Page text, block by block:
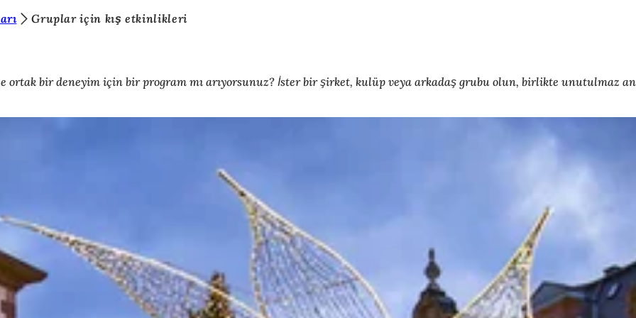
Gruplar için kış etkinlikleri
ortak bir deneyim için bir program mı arıyorsunuz? İster bir şirket, kulüp veya arkadaş grubu olun, birlikte unutulmaz